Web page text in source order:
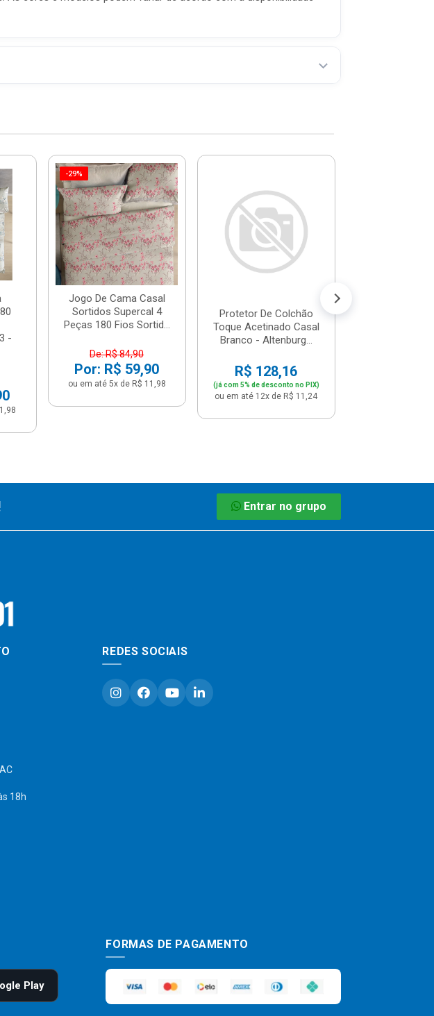
-
-29%
Jogo De Cama Casal
Sortidos Supercal 4
Peças 180 Fios Sortid...
De: R$ 84,90
Por: R$ 59,90
ou em até 5x de R$ 11,98
Protetor De Colchão
Toque Acetinado Casal
Branco - Altenburg...
R$ 128,16
(já com 5% de desconto no PIX)
ou em até 12x de R$ 11,24
Entrar no grupo
18h
REDES SOCIAIS
FORMAS DE PAGAMENTO